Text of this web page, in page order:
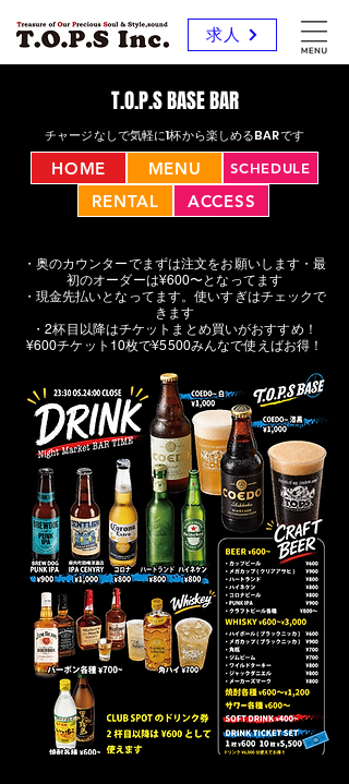
求人
T.O.P.S BASE BAR
チャージなしで気軽に1杯から楽しめるBARです
HOME MENU SCHEDULE
RENTAL ACCESS
・奥のカウンターでまずは注文をお願いします・最
初のオーダーは¥600〜となってます
・現金先払いとなってます。使いすぎはチェックで
きます
・​2杯目以降はチケットまとめ買いがおすすめ！
¥600チケット10枚で¥5500みんなで使えばお得！